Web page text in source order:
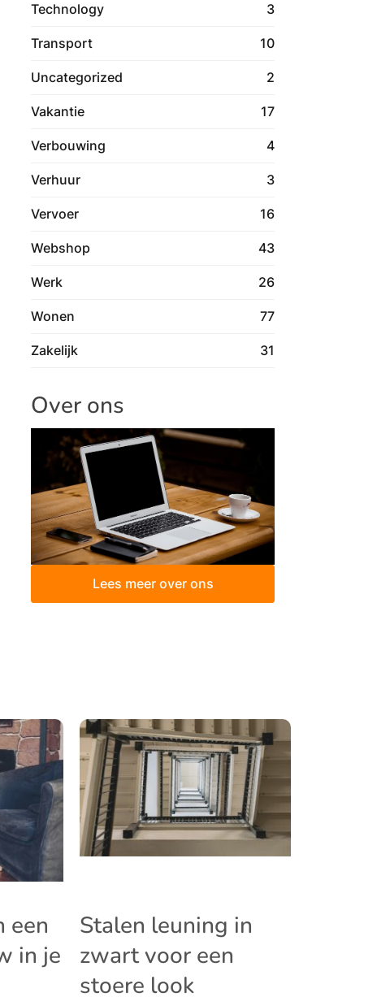
Technology 3
Transport 10
Uncategorized 2
Vakantie 17
Verbouwing 4
Verhuur 3
Vervoer 16
Webshop 43
Werk 26
Wonen 77
Zakelijk 31
Over ons
Lees meer over ons
een
in je
Stalen leuning in
zwart voor een
stoere look